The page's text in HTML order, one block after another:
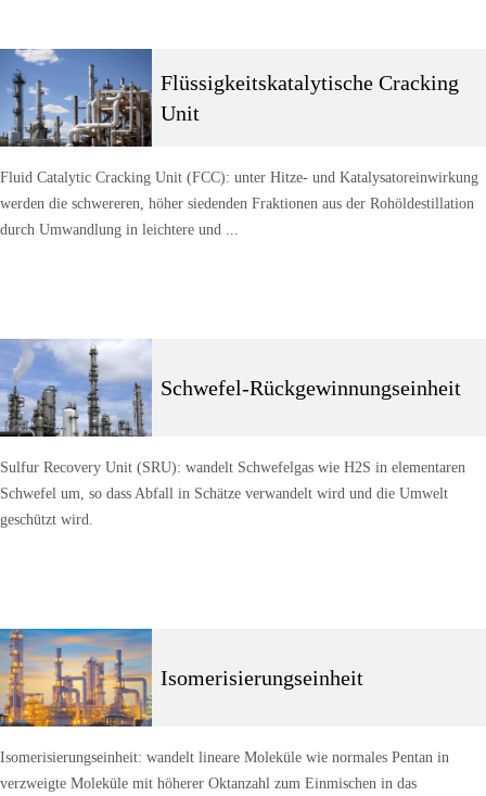
Flüssigkeitskatalytische Cracking
Unit
Fluid Catalytic Cracking Unit (FCC): unter Hitze- und Katalysatoreinwirkung
werden die schwereren, höher siedenden Fraktionen aus der Rohöldestillation
durch Umwandlung in leichtere und ...
Schwefel-Rückgewinnungseinheit
Sulfur Recovery Unit (SRU): wandelt Schwefelgas wie H2S in elementaren
Schwefel um, so dass Abfall in Schätze verwandelt wird und die Umwelt
geschützt wird.
Isomerisierungseinheit
Isomerisierungseinheit: wandelt lineare Moleküle wie normales Pentan in
verzweigte Moleküle mit höherer Oktanzahl zum Einmischen in das